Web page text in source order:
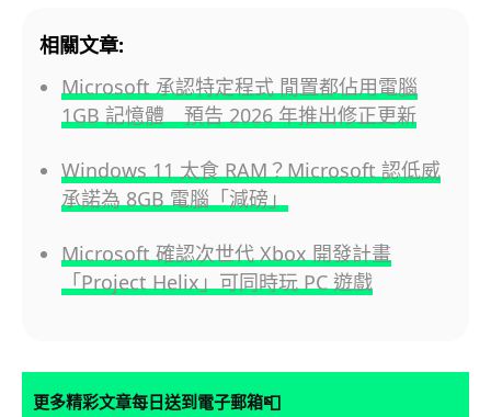
相關文章:
Microsoft 承認特定程式 閒置都佔用電腦
1GB 記憶體 預告 2026 年推出修正更新
Windows 11 太食 RAM？Microsoft 認低威
承諾為 8GB 電腦「減磅」
Microsoft 確認次世代 Xbox 開發計畫
「Project Helix」可同時玩 PC 遊戲
更多精彩文章每日送到電子郵箱📮